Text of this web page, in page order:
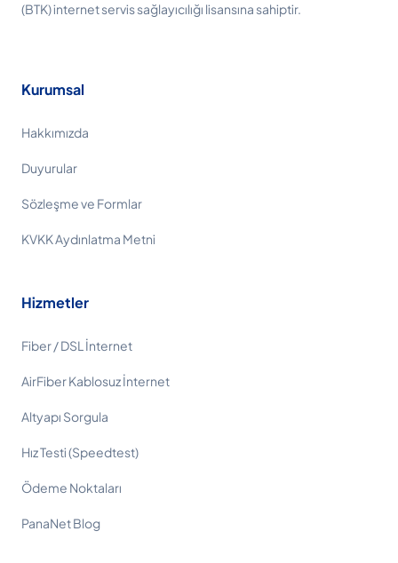
(BTK) internet servis sağlayıcılığı lisansına sahiptir.
Kurumsal
Hakkımızda
Duyurular
Sözleşme ve Formlar
KVKK Aydınlatma Metni
Hizmetler
Fiber / DSL İnternet
AirFiber Kablosuz İnternet
Altyapı Sorgula
Hız Testi (Speedtest)
Ödeme Noktaları
PanaNet Blog